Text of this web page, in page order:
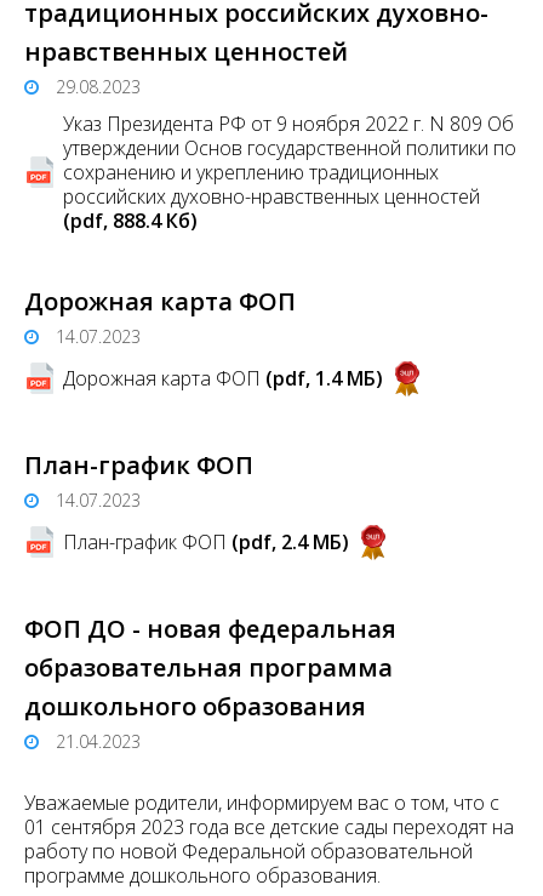
традиционных российских духовно-
нравственных ценностей
29.08.2023
Указ Президента РФ от 9 ноября 2022 г. N 809 Об
утверждении Основ государственной политики по
сохранению и укреплению традиционных
российских духовно-нравственных ценностей
(pdf, 888.4 Кб)
Дорожная карта ФОП
14.07.2023
Дорожная карта ФОП (pdf, 1.4 MБ)
План-график ФОП
14.07.2023
План-график ФОП (pdf, 2.4 MБ)
ФОП ДО - новая федеральная
образовательная программа
дошкольного образования
21.04.2023
Уважаемые родители, информируем вас о том, что с
01 сентября 2023 года все детские сады переходят на
работу по новой Федеральной образовательной
программе дошкольного образования.